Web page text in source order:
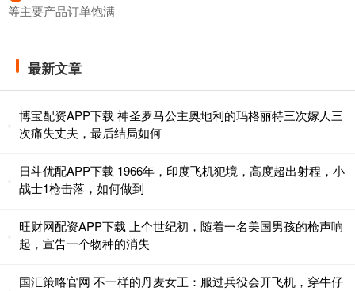
等主要产品订单饱满
最新文章
博宝配资APP下载 神圣罗马公主奥地利的玛格丽特三次嫁人三
次痛失丈夫，最后结局如何
日斗优配APP下载 1966年，印度飞机犯境，高度超出射程，小
战士1枪击落，如何做到
旺财网配资APP下载 上个世纪初，随着一名美国男孩的枪声响
起，宣告一个物种的消失
国汇策略官网 不一样的丹麦女王：服过兵役会开飞机，穿牛仔